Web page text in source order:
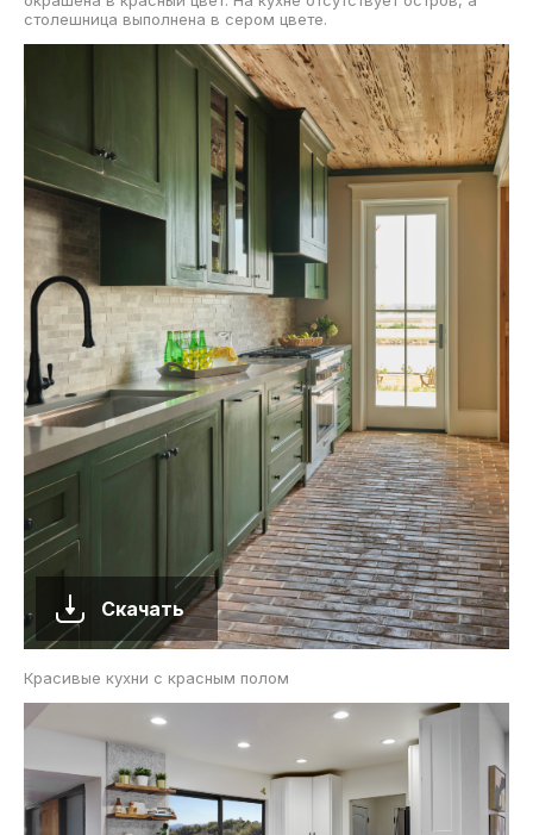
столешница выполнена в сером цвете.
Скачать
Красивые кухни с красным полом